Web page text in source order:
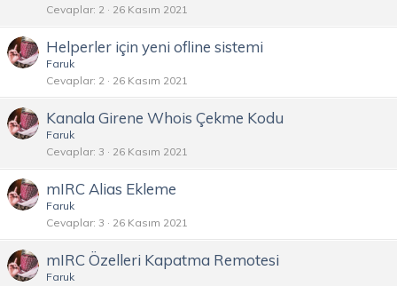
Cevaplar 2 26 Kasım 2021
Helperler için yeni ofline sistemi
Faruk
Cevaplar 2 26 Kasım 2021
Kanala Girene Whois Çekme Kodu
Faruk
Cevaplar 3 26 Kasım 2021
mIRC Alias Ekleme
Faruk
Cevaplar 3 26 Kasım 2021
mIRC Özelleri Kapatma Remotesi
Faruk